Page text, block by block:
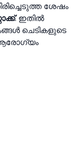
ശേഷം
. ഇതില്‍
ചെടികളുടെ
ആരോഗ്യം